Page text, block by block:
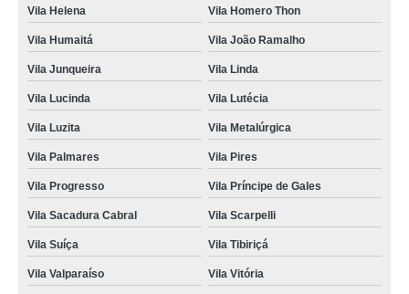
consulta veterinária para animais silvestres marcar Casa Branca
consulta para silvestres Vila Sacadura Cabral
onde agendar consulta animal silvestre Nova Gerty
consulta para animal silvestre Jardim Guaripocaba
onde agendar consulta de ozonioterapia para silvestres Paraíso
onde agendar consulta veterinária para animais silvestres Jardim Alvorada
onde fazer consulta para silvestres Centro
consulta silvestres marcar Parque Represa Billings II
consulta de ozonioterapia para silvestres Jardim Santo André
consulta de dermatologista para silvestres marcar Barcelona
Vila Helena Vila Homero Thon
Vila Humaitá Vila João Ramalho
Vila Junqueira Vila Linda
Vila Lucinda Vila Lutécia
Vila Luzita Vila Metalúrgica
Vila Palmares Vila Pires
Vila Progresso Vila Príncipe de Gales
Vila Sacadura Cabral Vila Scarpelli
Vila Suíça Vila Tibiriçá
Vila Valparaíso Vila Vitória